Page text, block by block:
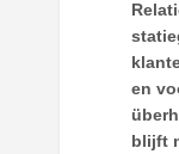
en
blijft